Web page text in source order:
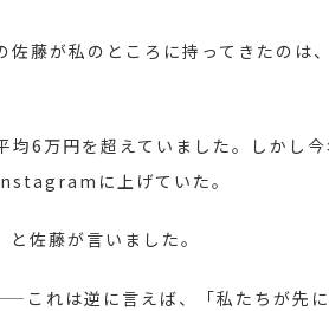
藤が私のところに持ってきたのは
6万円を超えていました。しかし
に上げていた。
佐藤が言いました。
これは逆に言えば、「私たちが先